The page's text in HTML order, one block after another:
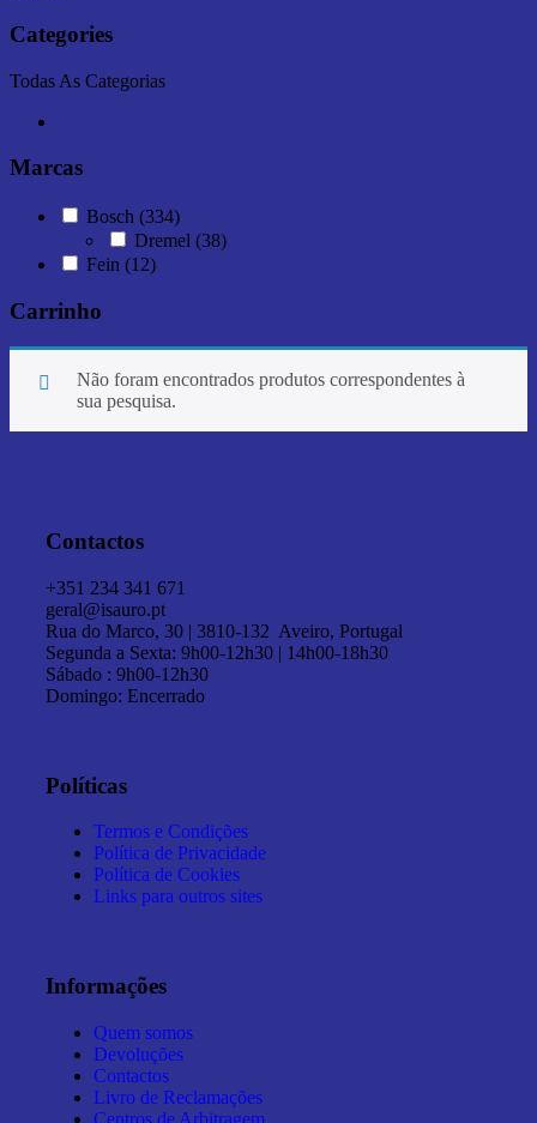
Categories
Todas As Categorias
Marcas
Bosch (334)
Dremel (38)
Fein (12)
Carrinho
Não foram encontrados produtos correspondentes à
sua pesquisa.
Contactos
+351 234 341 671
geral@isauro.pt
Rua do Marco, 30 | 3810-132 Aveiro, Portugal
Segunda a Sexta: 9h00-12h30 | 14h00-18h30
Sábado : 9h00-12h30
Domingo: Encerrado
Políticas
Termos e Condições
Política de Privacidade
Política de Cookies
Links para outros sites
Informações
Quem somos
Devoluções
Contactos
Livro de Reclamações
Centros de Arbitragem